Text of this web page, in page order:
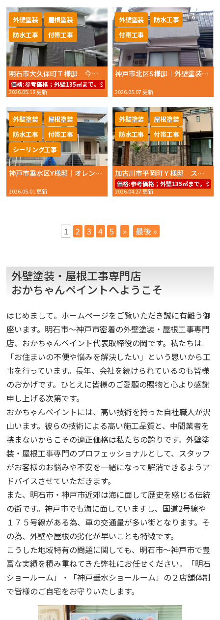
明石市大久保町Ｔ様邸 今の雰囲気を活かしたカラーリフォーム 外壁塗装・屋根塗装 2026年1月完工
価格:参考価格；外壁135㎡まで。シリコンREVO1000−IR59.8万円～（工事費
2026.05.18 更新
外壁塗装
屋根塗装
防水工事
付帯工事
神戸市北区S様邸｜外壁塗装・ベランダ防水工事・防蟻工事で住まいを長持ち！施工事例をご紹介【2026年4月完工】
2026.05.07 更新
外壁塗装
防水工事
付帯工事
神戸市垂水区Y様邸｜オレンジホワイトが映える外壁塗装・屋根板金塗装・付帯部塗装・防水工事の施工事例【2026年3月完工】
2026.05.01 更新
外壁塗装
屋根塗装
防水工事
付帯工事
シーリング工事
加古川市平岡町Ｙ様邸 スレート屋根のチョーキングを改善！外壁ミッドビスケット×屋根エバーグリーンで安心の仕上がり
価格:参考価格；外壁135㎡まで。シ
2026.04.27 更新
外壁塗装
屋根塗装
防水工事
付帯工事
1 2 3 4 5 » 最後 »
外壁塗装・屋根工事専門店
おかちゃんペイントへようこそ
はじめまして。ホームページをご覧いただき誠に有難う御
座います。明石市～神戸市密着の外壁塗装・屋根工事専門
店、おかちゃんペイント代表取締役の岡です。私たちは
「お住まいの不便や悩みを解決したい」という思いから工
事を行っています。長年、会社を続けられているのも皆様
のおかげです。ひとえに皆様のご愛顧の賜物と心より感謝
申し上げる次第です。
おかちゃんペイントには、高い技術を持った自社職人が沢
山います。彼らの技術による高い施工品質と、中間業者を
挟まないからこその適正価格は私たちの誇りです。外壁塗
装・屋根工事専門のプロフェッショナルとして、スタッフ
がお客様のお悩みや不安を一緒になって解消できるようア
ドバイスさせていただきます。
また、明石市・神戸市近郊は海に面して歴史を感じる伝統
の街です。神戸市でも海に面していますし、国道2号線や
１７５号線がある為、車の交通量が多い街となります。そ
の為、外壁や屋根の劣化が早いことも特徴です。
こうした地域特有の問題に関しても、明石市～神戸市で豊
富な実績を積み重ねてきた弊社にお任せください。「明石
ショールーム」・「神戸垂水ショールーム」の２店舗体制
で皆様のご自宅をお守りいたします。